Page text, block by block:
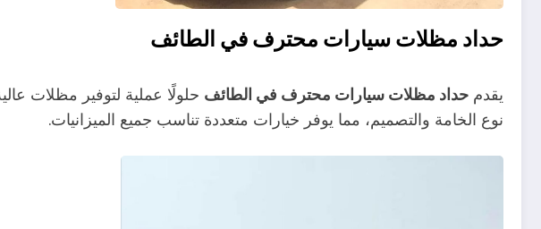
حداد مظلات سيارات محترف في الطائف
يقدم حداد مظلات سيارات محترف في الطائف حلولًا عملية لتوفير مظلات
نوع الخامة والتصميم، مما يوفر خيارات متعددة تناسب جميع الميزانيات.